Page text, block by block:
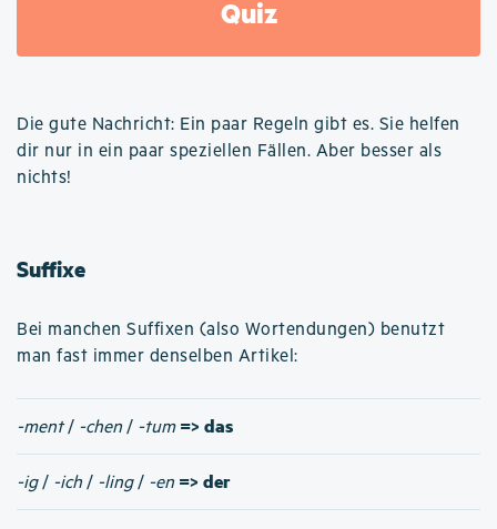
Quiz
Die gute Nachricht: Ein paar Regeln gibt es. Sie helfen
dir nur in ein paar speziellen Fällen. Aber besser als
nichts!
Suffixe
Bei manchen Suffixen (also Wortendungen) benutzt
man fast immer denselben Artikel:
-ment/ -chen / -tum => das
-ig/ -ich / -ling/ -en => der